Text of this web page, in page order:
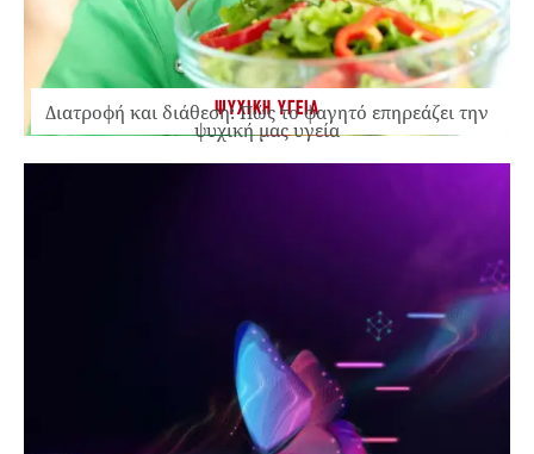
ΨΥΧΙΚΗ ΥΓΕΙΑ
Διατροφή και διάθεση: Πώς το φαγητό επηρεάζει την
ψυχική μας υγεία